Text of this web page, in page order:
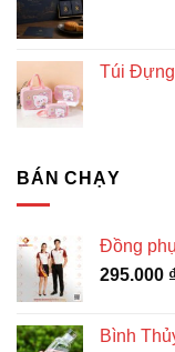
Túi
BÁN CHẠY
Đồng
295.000
Bình